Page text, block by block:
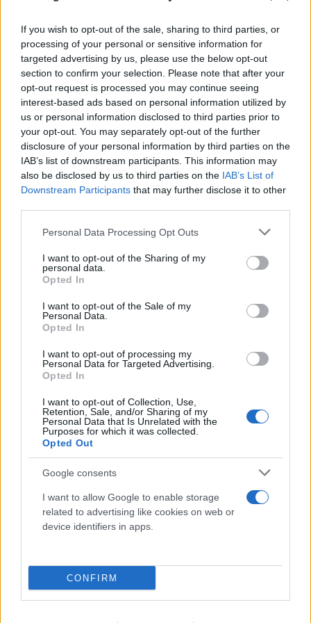
If you wish to opt-out of the sale, sharing to third parties, or
processing of your personal or sensitive information for
targeted advertising by us, please use the below opt-out
section to confirm your selection. Please note that after your
opt-out request is processed you may continue seeing
interest-based ads based on personal information utilized by
us or personal information disclosed to third parties prior to
your opt-out. You may separately opt-out of the further
disclosure of your personal information by third parties on the
IAB’s list of downstream participants. This information may
also be disclosed by us to third parties on the IAB’s List of
Downstream Participants that may further disclose it to other
Please note that this website/app uses one or more Google
not limited to your visit or usage behaviour. You may click to
grant or deny consent to Google and its third-party tags to
use your data for below specified purposes in below Google
consent section.
Personal Data Processing Opt Outs
I want to opt-out of the Sharing of my
personal data.
Opted In
I want to opt-out of the Sale of my
Personal Data.
Opted In
I want to opt-out of processing my
Personal Data for Targeted Advertising.
Opted In
I want to opt-out of Collection, Use,
Retention, Sale, and/or Sharing of my
Personal Data that Is Unrelated with the
Purposes for which it was collected.
Opted Out
Google consents
I want to allow Google to enable storage
related to advertising like cookies on web or
device identifiers in apps.
CONFIRM
«Νονός της AI» προειδοποιεί: Σε λίγο δεν θα
μπορούμε να «ξεπεράσουμε» νοητικά την
08.08.2026 ΧΡΙΣΤΌΔΟΥΛΟΣ ΣΚΟΎΝΤΑΣ